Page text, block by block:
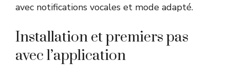
avec notifications vocales et mode adapté.
Installation et premiers pas
avec l’application